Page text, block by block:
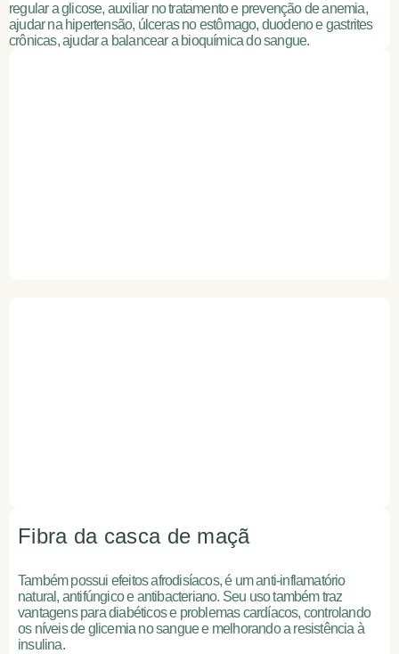
regular a glicose, auxiliar no tratamento e prevenção de anemia,
ajudar na hipertensão, úlceras no estômago, duodeno e gastrites
crônicas, ajudar a balancear a bioquímica do sangue.
Fibra da casca de maçã
Também possui efeitos afrodisíacos, é um anti-inflamatório
natural, antifúngico e antibacteriano. Seu uso também traz
vantagens para diabéticos e problemas cardíacos, controlando
os níveis de glicemia no sangue e melhorando a resistência à
insulina.